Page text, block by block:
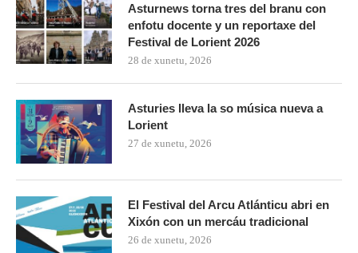
Asturnews torna tres del branu con
enfotu docente y un reportaxe del
Festival de Lorient 2026
28 de xunetu, 2026
Asturies lleva la so música nueva a
Lorient
27 de xunetu, 2026
El Festival del Arcu Atlánticu abri en
Xixón con un mercáu tradicional
26 de xunetu, 2026